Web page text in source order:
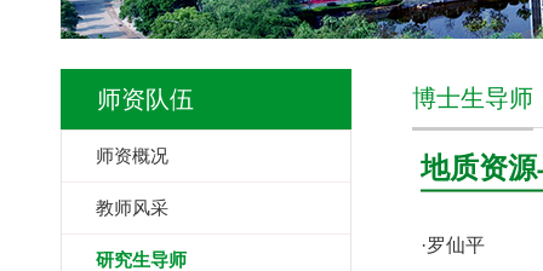
师资队伍
师资概况
教师风采
研究生导师
博士生导师
地质资源
·罗仙平